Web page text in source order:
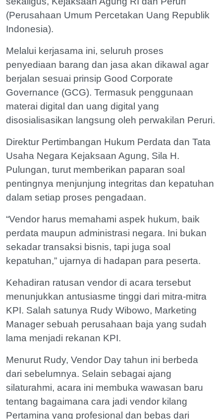
(Perusahaan Umum Percetakan Uang Republik
Indonesia).
Melalui kerjasama ini, seluruh proses
penyediaan barang dan jasa akan dikawal agar
berjalan sesuai prinsip Good Corporate
Governance (GCG). Termasuk penggunaan
materai digital dan uang digital yang
disosialisasikan langsung oleh perwakilan Peruri.
Direktur Pertimbangan Hukum Perdata dan Tata
Usaha Negara Kejaksaan Agung, Sila H.
Pulungan, turut memberikan paparan soal
pentingnya menjunjung integritas dan kepatuhan
dalam setiap proses pengadaan.
“Vendor harus memahami aspek hukum, baik
perdata maupun administrasi negara. Ini bukan
sekadar transaksi bisnis, tapi juga soal
kepatuhan,” ujarnya di hadapan para peserta.
Kehadiran ratusan vendor di acara tersebut
menunjukkan antusiasme tinggi dari mitra-mitra
KPI. Salah satunya Rudy Wibowo, Marketing
Manager sebuah perusahaan baja yang sudah
lama menjadi rekanan KPI.
Menurut Rudy, Vendor Day tahun ini berbeda
dari sebelumnya. Selain sebagai ajang
silaturahmi, acara ini membuka wawasan baru
tentang bagaimana cara jadi vendor kilang
Pertamina yang profesional dan bebas dari